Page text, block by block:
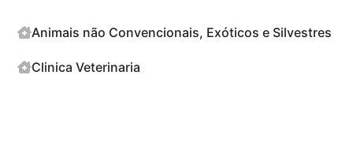
Animais não Convencionais, Exóticos e Silvestres
Clinica Veterinaria